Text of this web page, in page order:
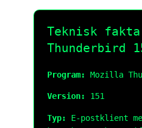
Teknisk
Thunderbird
Program: Mozilla
Version: 151
Typ:
E-postklient